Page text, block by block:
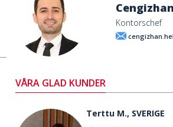
Kontorschef
VÅRA GLAD KUNDER
Terttu M., SVERIGE